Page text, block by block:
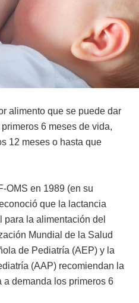
alimento que se puede dar
6 meses de vida,
12 meses o hasta que
OMS en 1989 (en su
que la lactancia
para la alimentación del
Mundial de la Salud
de Pediatría (AEP) y la
(AAP) recomiendan la
a demanda los primeros 6